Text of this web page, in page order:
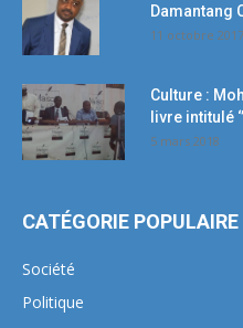
Damantang
11 octobre 2017
Culture :
livre intitulé
5 mars 2018
CATÉGORIE POPULAIRE
Société
Politique